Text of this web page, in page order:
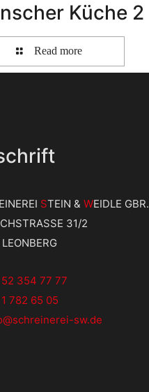
Küche 2
Read more
STEIN & WEIDLE GBR.
31/2
354 77 77
782 65 05
sw.de